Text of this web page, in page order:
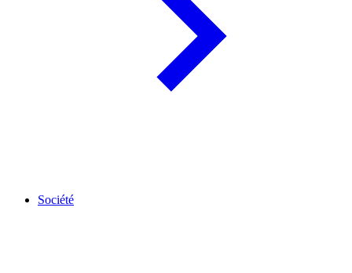
Société